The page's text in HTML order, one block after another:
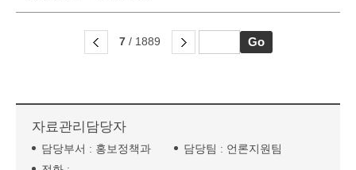
7 / 1889
자료관리담당자
담당부서 : 홍보정책과 담당팀 : 언론지원팀